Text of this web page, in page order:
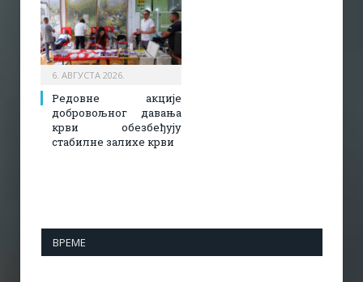
6. АВГУСТА 2026.
Редовне акције
добровољног давања
крви обезбеђују
стабилне залихе крви
ВРЕМЕ